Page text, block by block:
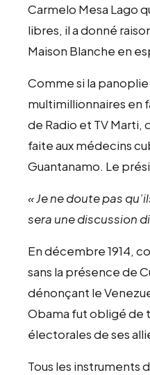
Carmelo Mesa Lago
libres, il a donné
Maison Blanche en
Comme si la
multimillionnaires en
de Radio et TV
faite aux médecins
Guantanamo. Le
« Je ne doute pas
sera une discussion
En décembre 1914,
sans la présence de
dénonçant le
Obama fut obligé de
électorales de ses
Tous les instruments